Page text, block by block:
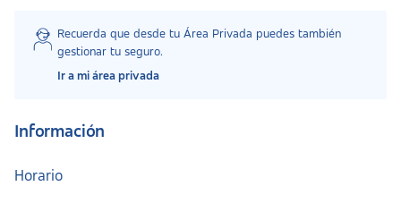
Recuerda que desde tu Área Privada puedes también
gestionar tu seguro.
Ir a mi área privada
Información
Horario